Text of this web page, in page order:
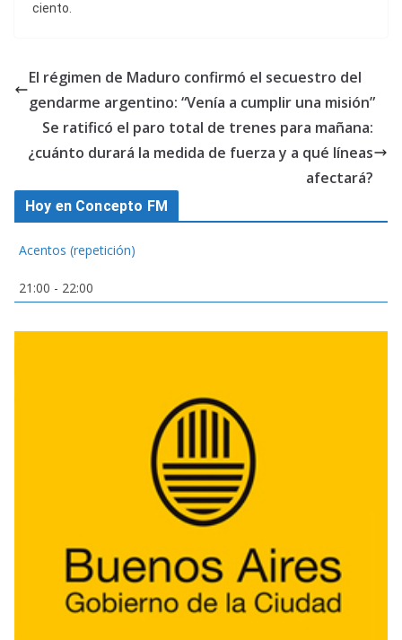
ciento.
El régimen de Maduro confirmó el secuestro del
gendarme argentino: “Venía a cumplir una misión”
Se ratificó el paro total de trenes para mañana:
¿cuánto durará la medida de fuerza y a qué líneas
afectará?
Hoy en Concepto FM
Acentos (repetición)
21:00 - 22:00